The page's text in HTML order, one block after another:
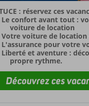
: réservez ces
Le confort avant tout :
voiture de location
Votre voiture de
L'assurance pour votre
Liberté et aventure :
propre rythme.
Découvrez ces